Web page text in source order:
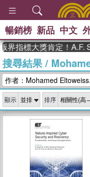
暢銷榜 新品 中文
界指標大獎肯定！A.F.
搜尋結果/
作者：Mohamed
顯示 排序